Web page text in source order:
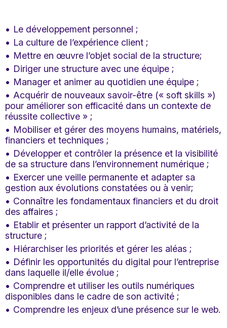
Le développement personnel ;
La culture de l’expérience client ;
Mettre en œuvre l’objet social de la structure;
Diriger une structure avec une équipe ;
Manager et animer au quotidien une équipe ;
Acquérir de nouveaux savoir-être (« soft skills »)
pour améliorer son efficacité dans un contexte de
réussite collective » ;
Mobiliser et gérer des moyens humains, matériels,
financiers et techniques ;
Développer et contrôler la présence et la visibilité
de sa structure dans l’environnement numérique ;
Exercer une veille permanente et adapter sa
gestion aux évolutions constatées ou à venir;
Connaître les fondamentaux financiers et du droit
des affaires ;
Etablir et présenter un rapport d’activité de la
structure ;
Hiérarchiser les priorités et gérer les aléas ;
Définir les opportunités du digital pour l’entreprise
dans laquelle il/elle évolue ;
Comprendre et utiliser les outils numériques
disponibles dans le cadre de son activité ;
Comprendre les enjeux d’une présence sur le web.